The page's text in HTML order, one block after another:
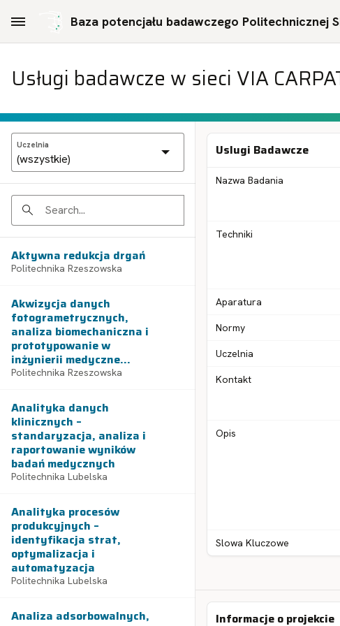
Baza potencjału badawczego Politechnicznej
Usługi badawcze w sieci VIA
Uczelnia
Search
Aktywna redukcja drgań
Politechnika Rzeszowska
Akwizycja danych
fotogrametrycznych,
analiza biomechaniczna i
prototypowanie w
inżynierii medyczne...
Politechnika Rzeszowska
Analityka danych
klinicznych –
standaryzacja, analiza i
raportowanie wyników
badań medycznych
Politechnika Lubelska
Analityka procesów
produkcyjnych –
identyfikacja strat,
optymalizacja i
automatyzacja
Politechnika Lubelska
Analiza adsorbowalnych,
Uslugi Badawcze
Nazwa Badania
Techniki
Aparatura
Normy
Uczelnia
Kontakt
Opis
Slowa Kluczowe
Informacje o projekcie